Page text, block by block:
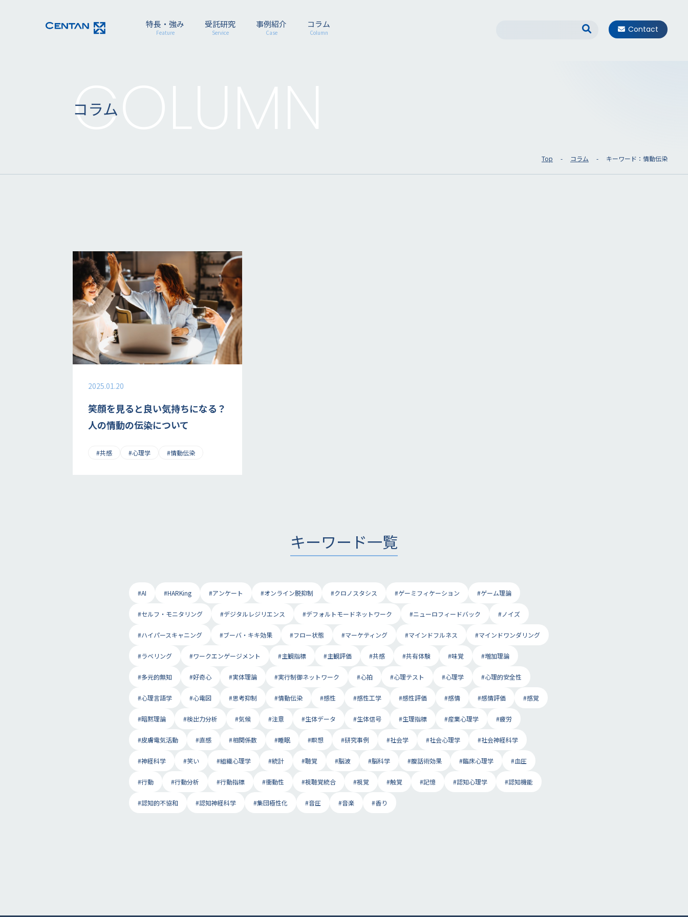
特長・強み
Feature
受託研究
Service
事例紹介
Case
コラム
Column Contact
COLUMN
コラム
Top コラム キーワード：情動伝染
2025.01.20
笑顔を見ると良い気持ちになる？
人の情動の伝染について
#共感 #心理学 #情動伝染
キーワード一覧
#AI #HARKing #アンケート #オンライン脱抑制 #クロノスタシス #ゲーミフィケーション #ゲーム理論
#セルフ・モニタリング #デジタルレジリエンス #デフォルトモードネットワーク #ニューロフィードバック #ノイズ
#ハイパースキャニング #ブーバ・キキ効果 #フロー状態 #マーケティング #マインドフルネス #マインドワンダリング
#ラベリング #ワークエンゲージメント #主観指標 #主観評価 #共感 #共有体験 #味覚 #増加理論
#多元的無知 #好奇心 #実体理論 #実行制御ネットワーク #心拍 #心理テスト #心理学 #心理的安全性
#心理言語学 #心電図 #思考抑制 #情動伝染 #感性 #感性工学 #感性評価 #感情 #感情評価 #感覚
#暗黙理論 #検出力分析 #気候 #注意 #生体データ #生体信号 #生理指標 #産業心理学 #疲労
#皮膚電気活動 #直感 #相関係数 #睡眠 #瞑想 #研究事例 #社会学 #社会心理学 #社会神経科学
#神経科学 #笑い #組織心理学 #統計 #聴覚 #脳波 #脳科学 #腹話術効果 #臨床心理学 #血圧
#行動 #行動分析 #行動指標 #衝動性 #視聴覚統合 #視覚 #触覚 #記憶 #認知心理学 #認知機能
#認知的不協和 #認知神経科学 #集団極性化 #音圧 #音楽 #香り